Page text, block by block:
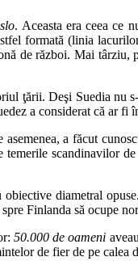
. Aceasta era ceea ce
formată (linia
de război. Mai
ţării. Deşi Suedia nu
a considerat că ar fi
a făcut
scandinavilor
diametral
Finlanda să ocupe
50.000 de oameni
de fier de pe calea